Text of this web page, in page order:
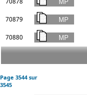
70879
70880
Page 3544sur
3545